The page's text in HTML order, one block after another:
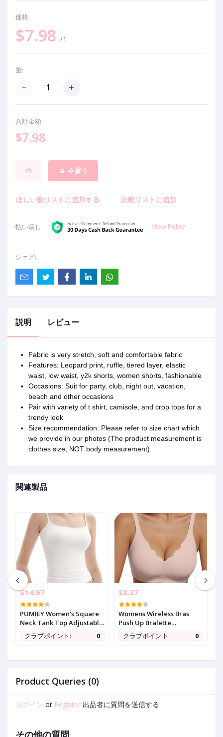
価格:
$7.98 /1
量:
合計金額:
$7.98
今買う
ほしい物リストに追加する 比較リストに追加
払い戻し: View Policy
シェア:
説明 レビュー
Fabric is very stretch, soft and comfortable fabric
Features: Leopard print, ruffle, tiered layer, elastic
waist, low waist, y2k shorts, women shorts, fashionable
Occasions: Suit for party, club, night out, vacation,
beach and other occasions
Pair with variety of t shirt, camisole, and crop tops for a
trendy look
Size recommendation: Please refer to size chart which
we provide in our photos (The product measurement is
clothes size, NOT body measurement)
関連製品
$14.97
PUMIEY Women's Square
Neck Tank Top Adjustable
Spaghetti Straps
Sleeveless Basic Tops
クラブポイント: 0
$8.37
Womens Wireless Bras
Push Up Bralette
Supportive Everyday Bras
Seamless Full Coverage
クラブポイント: 0
Product Queries (0)
ログイン or Register 出品者に質問を送信する
その他の質問